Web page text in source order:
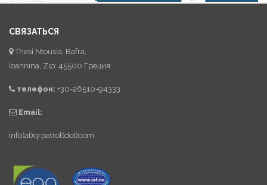
СВЯЗАТЬСЯ
Thesi Ntousia, Bafra,
Ioannina, Zip: 45500 Греция
телефон: +30-26510-94333
Email:
info(at)qrpatrol(dot)com